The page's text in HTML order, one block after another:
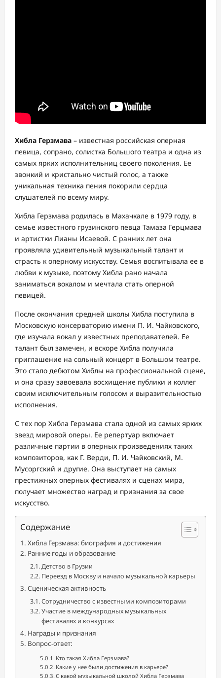
Хибла Герзмава – известная российская оперная
певица, сопрано, солистка Большого театра и одна из
самых ярких исполнительниц своего поколения. Ее
звонкий и кристально чистый голос, а также
уникальная техника пения покорили сердца
слушателей по всему миру.
Хибла Герзмава родилась в Махачкале в 1979 году, в
семье известного грузинского певца Тамаза Герцмава
и артистки Лианы Исаевой. С ранних лет она
проявляла удивительный музыкальный талант и
страсть к оперному искусству. Семья воспитывала ее в
любви к музыке, поэтому Хибла рано начала
заниматься вокалом и мечтала стать оперной
певицей.
После окончания средней школы Хибла поступила в
Московскую консерваторию имени П. И. Чайковского,
где изучала вокал у известных преподавателей. Ее
талант был замечен, и вскоре Хибла получила
приглашение на сольный концерт в Большом театре.
Это стало дебютом Хиблы на профессиональной сцене,
и она сразу завоевала восхищение публики и коллег
своим исключительным голосом и выразительностью
исполнения.
С тех пор Хибла Герзмава стала одной из самых ярких
звезд мировой оперы. Ее репертуар включает
различные партии в оперных произведениях таких
композиторов, как Г. Верди, П. И. Чайковский, М.
Мусоргский и другие. Она выступает на самых
престижных оперных фестивалях и сценах мира,
получает множество наград и признания за свое
искусство.
Содержание
Хибла Герзмава: биография и достижения
Ранние годы и образование
Детство в Грузии
Переезд в Москву и начало музыкальной карьеры
Сценическая активность
Сотрудничество с известными композиторами
Участие в международных музыкальных
фестивалях и конкурсах
Награды и признания
Вопрос-ответ:
Кто такая Хибла Герзмава?
Какие у нее были достижения в карьере?
С какой музыкальной школой Хибла Герзмава